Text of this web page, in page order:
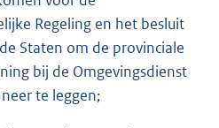
Regeling en het besluit
Staten om de provinciale
bij de Omgevingsdienst
te leggen;